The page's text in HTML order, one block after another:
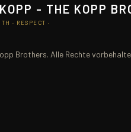
- THE KOPP
· RESPECT ·
Brothers. Alle Rechte